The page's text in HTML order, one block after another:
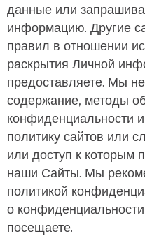
данные или
информацию. Другие
правил в отношении
раскрытия Личной
предоставляете. Мы
содержание, методы
конфиденциальности
политику сайтов или
или доступ к которым
наши Сайты. Мы
политикой
о
посещаете.